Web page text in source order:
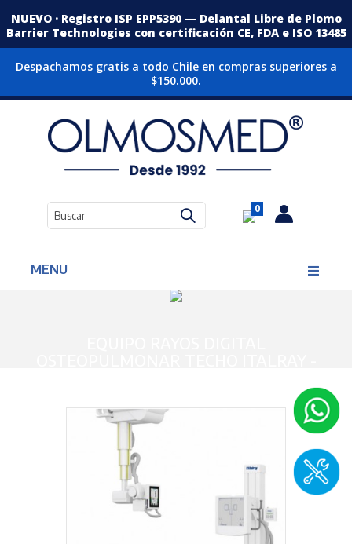
NUEVO · Registro ISP EPP5390 — Delantal Libre de Plomo
Barrier Technologies con certificación CE, FDA e ISO 13485
Despachamos gratis a todo Chile en compras superiores a
$150.000.
0
MENU